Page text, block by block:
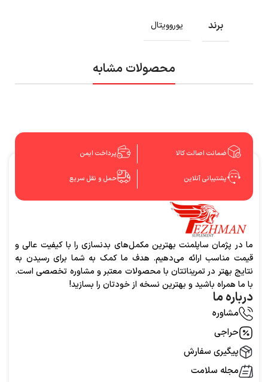
برند یوروویتال
محصولات مشابه
ضمانت اصالت کالا پرداخت ایمن
پشتیبانی آنلاین حمل و نقل سریع
ما در پژمان ساپلمنت بهترین مکمل‌های بدنسازی را با کیفیت عالی و
قیمت مناسب ارائه می‌دهیم. هدف ما کمک به شما برای رسیدن به
نتایج بهتر در تمریناتتان با محصولات معتبر و مشاوره تخصصی است.
با ما همراه باشید و بهترین نسخه از خودتان را بسازید!
درباره ما
مشاوره
حراجی
پیگیری سفارش
مجله سلامت